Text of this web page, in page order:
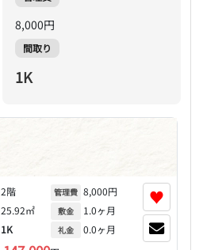
8,000円
間取り
1K
2階
25.92㎡
1K
管理費 8,000円
敷金 1.0ヶ月
礼金 0.0ヶ月
♥